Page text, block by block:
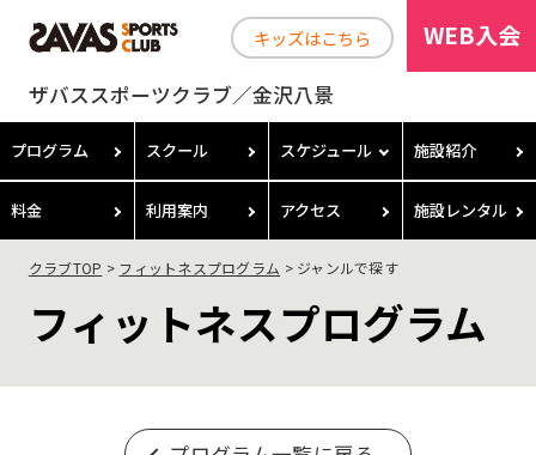
キッズはこちら
ザバススポーツクラブ／金沢八景
WEB入会
プログラム スクール スケジュール 施設紹介
料金 利用案内 アクセス 施設レンタル
クラブTOP フィットネスプログラム ジャンルで探す
フィットネスプログラム